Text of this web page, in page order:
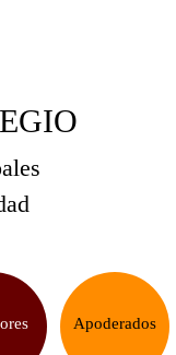
Apoderados